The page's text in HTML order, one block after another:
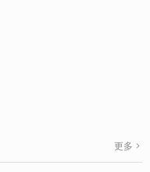
更多